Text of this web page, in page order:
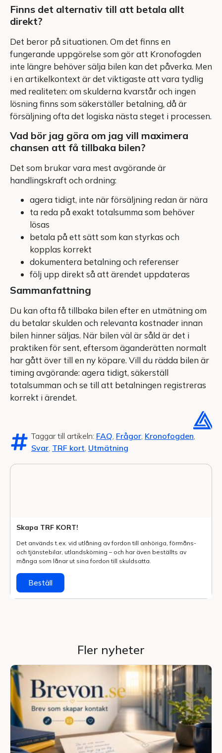
Finns det alternativ till att betala allt
direkt?
Det beror på situationen. Om det finns en
fungerande uppgörelse som gör att Kronofogden
inte längre behöver sälja bilen kan det påverka. Men
i en artikelkontext är det viktigaste att vara tydlig
med realiteten: om skulderna kvarstår och ingen
lösning finns som säkerställer betalning, då är
försäljning ofta det logiska nästa steget i processen.
Vad bör jag göra om jag vill maximera
chansen att få tillbaka bilen?
Det som brukar vara mest avgörande är
handlingskraft och ordning:
agera tidigt, inte när försäljning redan är nära
ta reda på exakt totalsumma som behöver
lösas
betala på ett sätt som kan styrkas och
kopplas korrekt
dokumentera betalning och referenser
följ upp direkt så att ärendet uppdateras
Sammanfattning
Du kan ofta få tillbaka bilen efter en utmätning om
du betalar skulden och relevanta kostnader innan
bilen hinner säljas. När bilen väl är såld är det i
praktiken för sent, eftersom äganderätten normalt
har gått över till en ny köpare. Vill du rädda bilen är
timing avgörande: agera tidigt, säkerställ
totalsumman och se till att betalningen registreras
korrekt i ärendet.
Taggar till artikeln: FAQ Frågor Kronofogden
Svar TRF kort Utmätning
Skapa TRF KORT!
Det används t.ex. vid utlåning av fordon till anhöriga, förmåns-
och tjänstebilar, utlands­körning – och har även beställts av
många som lånar ut sina fordon till skuldsatta.
Beställ
Fler nyheter